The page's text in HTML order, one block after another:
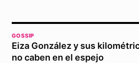
GOSSIP
Eiza González y sus
no caben en el espejo